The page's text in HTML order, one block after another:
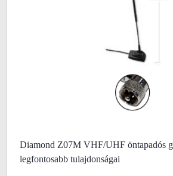
Diamond Z07M VHF/UHF öntapadós
legfontosabb tulajdonságai